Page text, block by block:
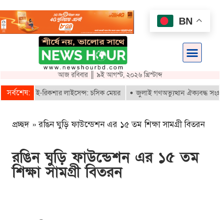
আজ রবিবার ║ ৯ই আগস্ট, ২০২৬ খ্রিস্টাব্দ
সর্বশেষ:
পাবে ই-রিকশার লাইসেন্স: চসিক মেয়র জুলাই গণঅভ্যুত্থান ঐক্যবদ্ধ
প্রচ্ছদ »রঙিন ঘুড়ি ফাউন্ডেশন এর ১৫ তম শিক্ষা সামগ্রী বিতরন
রঙিন ঘুড়ি ফাউন্ডেশন এর ১৫ তম
শিক্ষা সামগ্রী বিতরন
BN